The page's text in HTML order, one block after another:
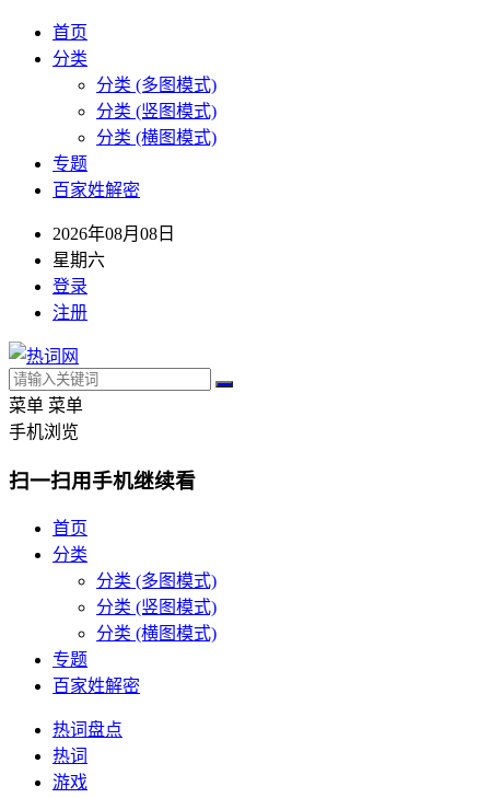
首页
分类
分类 (多图模式)
分类 (竖图模式)
分类 (横图模式)
专题
百家姓解密
2026年08月08日
星期六
登录
注册
菜单 菜单
手机浏览
扫一扫用手机继续看
首页
分类
分类 (多图模式)
分类 (竖图模式)
分类 (横图模式)
专题
百家姓解密
热词盘点
热词
游戏